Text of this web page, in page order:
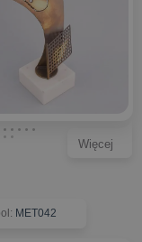
Więcej
: MET042